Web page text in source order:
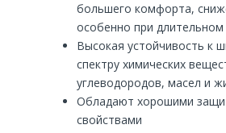
большего комфорта,
особенно при длительном
Высокая устойчивость к
спектру химических
углеводородов, масел и
Обладают хорошими
свойствами